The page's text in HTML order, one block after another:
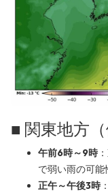
■ 関東地方（
午前6時～9時
で弱い雨の可能
正午～午後3時